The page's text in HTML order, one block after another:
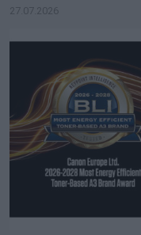
27.07.2026